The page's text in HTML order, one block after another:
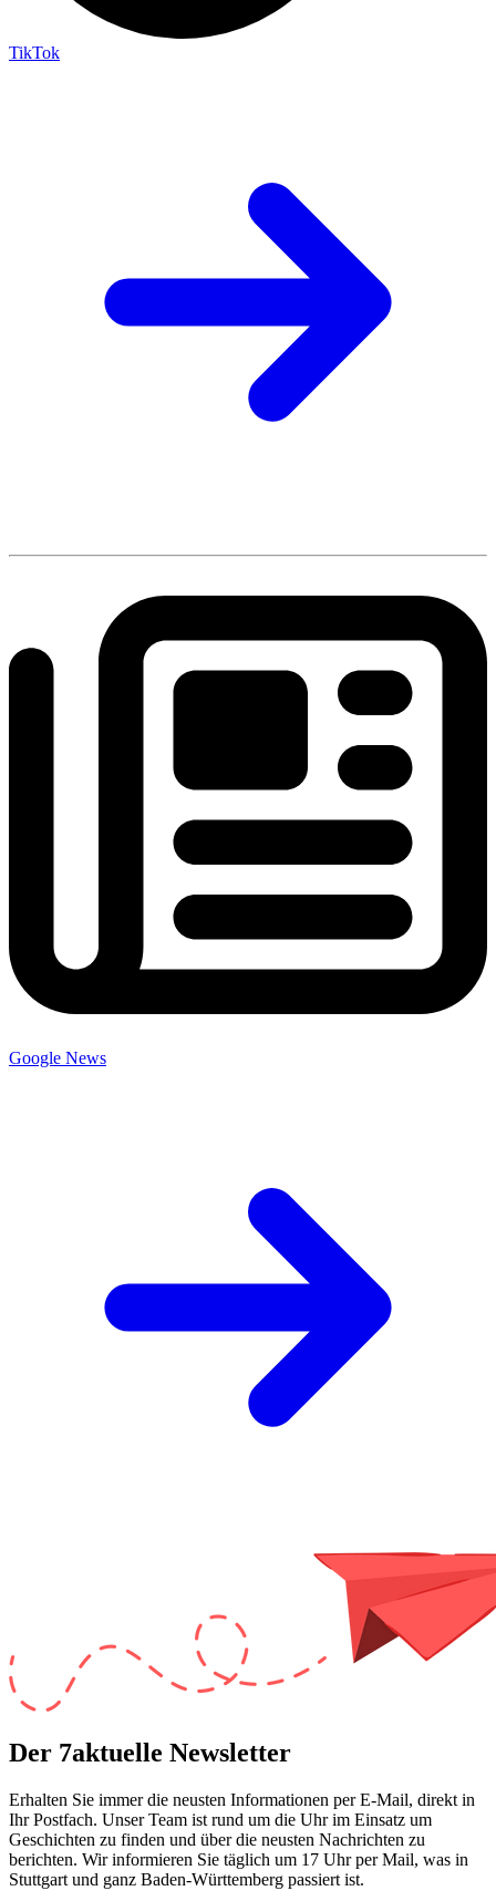
TikTok
Google News
Der 7aktuelle Newsletter
Erhalten Sie immer die neusten Informationen per E-Mail, direkt in
Ihr Postfach. Unser Team ist rund um die Uhrim Einsatz um
Geschichten zu finden und über die neusten Nachrichten zu
berichten. Wir informieren Sie täglich um 17 Uhrper Mail, was in
Stuttgart und ganz Baden-Württemberg passiert ist.